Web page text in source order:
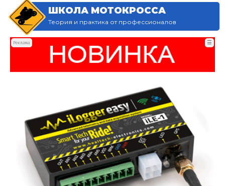
ШКОЛА МОТОКРОССА
Теория и практика от профессионалов
Реклама ☰